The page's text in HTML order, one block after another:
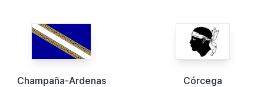
Champaña-Ardenas Córcega